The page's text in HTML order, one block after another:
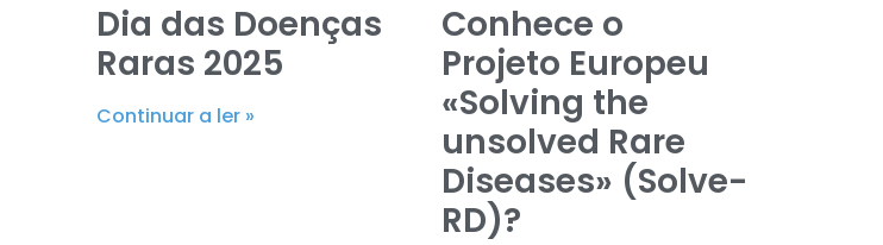
Dia das Doenças
Raras 2025
Continuar a ler »
Conhece o
Projeto Europeu
«Solving the
unsolved Rare
Diseases» (Solve-
RD)?